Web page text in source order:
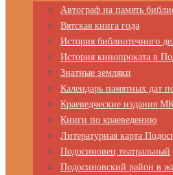
Автограф на память
Вятская книга года
История библиотечного
История кинопроката в
Знатные земляки
Календарь памятных дат
Краеведческие издания
Книги по краеведению
Литературная карта
Подосиновец театральный
Подосиновский район в